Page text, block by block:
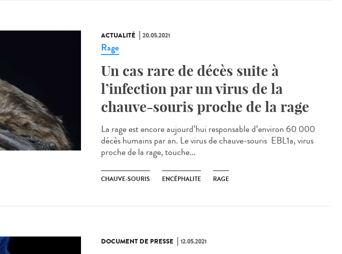
ACTUALITÉ 20.05.2021
Rage
Un cas rare de décès suite à
l’infection par un virus de la
chauve-souris proche de la rage
La rage est encore aujourd’hui responsable d’environ 60 000
décès humains par an. Le virus de chauve-souris EBL1a, virus
proche de la rage, touche...
CHAUVE-SOURIS ENCÉPHALITE RAGE
DOCUMENT DE PRESSE 12.05.2021